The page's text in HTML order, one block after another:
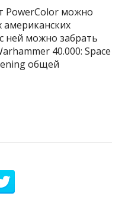
PowerColor можно
американских
ней можно забрать
40.000: Space
общей